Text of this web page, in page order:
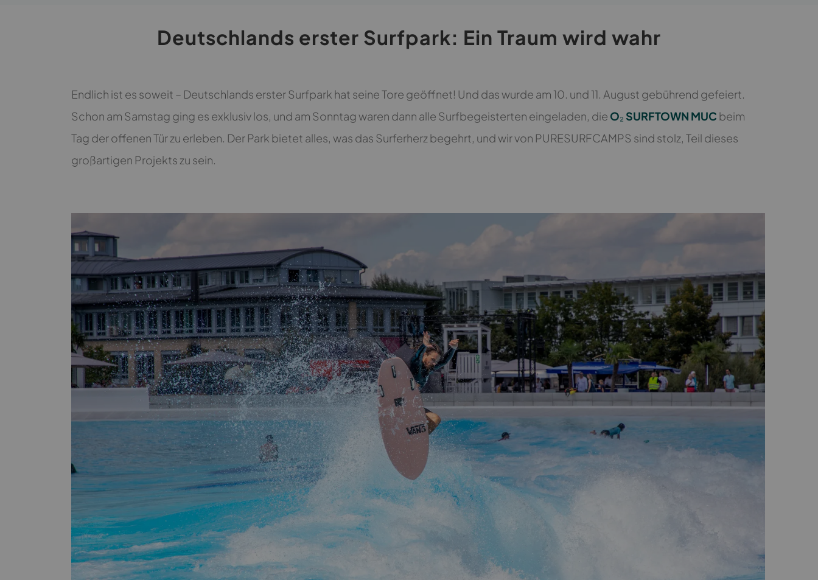
Deutschlands erster Surfpark: Ein Traum wird wahr
Endlich ist es soweit – Deutschlands erster Surfpark hat seine Tore geöffnet! Und das wurde am 10. und 11. August gebührend gefeiert.
Schon am Samstag ging es exklusiv los, und am Sonntag waren dann alle Surfbegeisterten eingeladen, die O₂ SURFTOWN MUC beim
Tag der offenen Tür zu erleben. Der Park bietet alles, was das Surferherz begehrt, und wir von PURESURFCAMPS sind stolz, Teil dieses
großartigen Projekts zu sein.